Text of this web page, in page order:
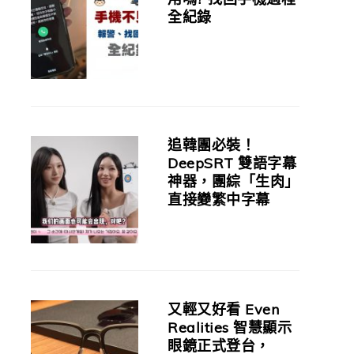
全紀錄
追韓團必裝！
DeepSRT 雙語字幕
神器，團綜「生肉」
直接變繁中字幕
又輕又好看 Even
Realities 智慧顯示
眼鏡正式登台，